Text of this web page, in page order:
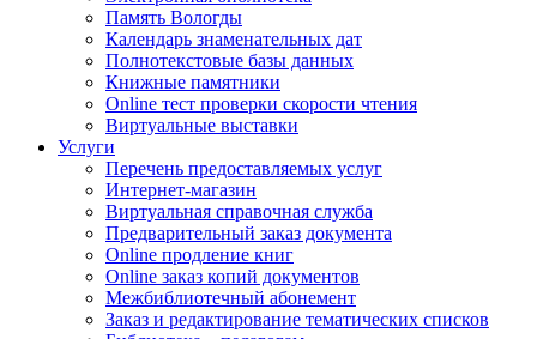
Память Вологды
Календарь знаменательных дат
Полнотекстовые базы данных
Книжные памятники
Online тест проверки скорости чтения
Виртуальные выставки
Услуги
Перечень предоставляемых услуг
Интернет-магазин
Виртуальная справочная служба
Предварительный заказ документа
Online продление книг
Online заказ копий документов
Межбиблиотечный абонемент
Заказ и редактирование тематических списков